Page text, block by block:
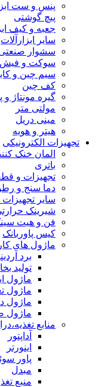
پنس و ست
پیچ گوشتی
جعبه و کیف
سایر ابزارآلات
سشوار
سوکت و فیش
سیم چین و
کف چین
گیره مونتاژ و
مولتی متر
مینی دریل
هیتر و هویه
تجهیزات الکترونیکی
المان خنک
باتری
تجهیزات و
دما سنج و
سایر تجهیزات
شیرینک
فن و هیت
کیس پاوربانک
ماژول های
برد
تولید
ماژول
ماژول
ماژول
ماژول
منابع
آداپتور
اینورتر
پاور
مبدل
منبع